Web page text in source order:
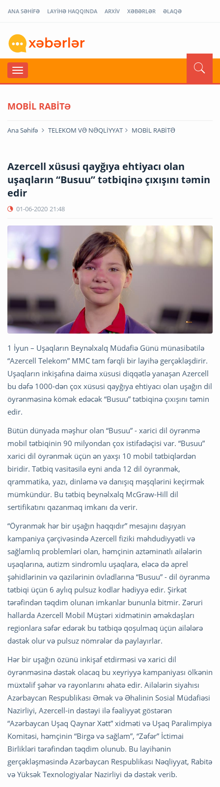
ANA SƏHİFƏ LAYİHƏ HAQQINDA ARXİV XƏBƏRLƏR ƏLAQƏ
MOBİL RABİTƏ
Ana Səhifə TELEKOM VƏ NƏQLİYYAT MOBİL RABİTƏ
Azercell xüsusi qayğıya ehtiyacı olan
uşaqların “Busuu” tətbiqinə çıxışını təmin
edir
01-06-2020 21:48
1 İyun – Uşaqların Beynəlxalq Müdafiə Günü münasibətilə
“Azercell Telekom” MMC tam fərqli bir layihə gerçəkləşdirir.
Uşaqların inkişafına daima xüsusi diqqətlə yanaşan Azercell
bu dəfə 1000-dən çox xüsusi qayğıya ehtiyacı olan uşağın dil
öyrənməsinə kömək edəcək “Busuu” tətbiqinə çıxışını təmin
edir.
Bütün dünyada məşhur olan “Busuu” - xarici dil öyrənmə
mobil tətbiqinin 90 milyondan çox istifadəçisi var. “Busuu”
xarici dil öyrənmək üçün ən yaxşı 10 mobil tətbiqlərdən
biridir. Tətbiq vasitəsilə eyni anda 12 dil öyrənmək,
qrammatika, yazı, dinləmə və danışıq məşqlərini keçirmək
mümkündür. Bu tətbiq beynəlxalq McGraw-Hill dil
sertifikatını qazanmaq imkanı da verir.
“Öyrənmək hər bir uşağın haqqıdır” mesajını daşıyan
kampaniya çərçivəsində Azercell fiziki məhdudiyyətli və
sağlamlıq problemləri olan, həmçinin aztəminatlı ailələrin
uşaqlarına, autizm sindromlu uşaqlara, eləcə də aprel
şəhidlərinin və qazilərinin övladlarına “Busuu” - dil öyrənmə
tətbiqi üçün 6 aylıq pulsuz kodlar hədiyyə edir. Şirkət
tərəfindən təqdim olunan imkanlar bununla bitmir. Zəruri
hallarda Azercell Mobil Müştəri xidmətinin əməkdaşları
regionlara səfər edərək bu tətbiqə qoşulmaq üçün ailələrə
dəstək olur və pulsuz nömrələr də paylayırlar.
Hər bir uşağın özünü inkişaf etdirməsi və xarici dil
öyrənməsinə dəstək olacaq bu xeyriyyə kampaniyası ölkənin
müxtəlif şəhər və rayonlarını əhatə edir. Ailələrin siyahısı
Azərbaycan Respublikası Əmək və Əhalinin Sosial Müdafiəsi
Nazirliyi, Azercell-in dəstəyi ilə fəaliyyət göstərən
“Azərbaycan Uşaq Qaynar Xətt” xidməti və Uşaq Paralimpiya
Komitəsi, həmçinin “Birgə və sağlam”, “Zəfər” İctimai
Birlikləri tərəfindən təqdim olunub. Bu layihənin
gerçəkləşməsində Azərbaycan Respublikası Nəqliyyat, Rabitə
və Yüksək Texnologiyalar Nazirliyi də dəstək verib.